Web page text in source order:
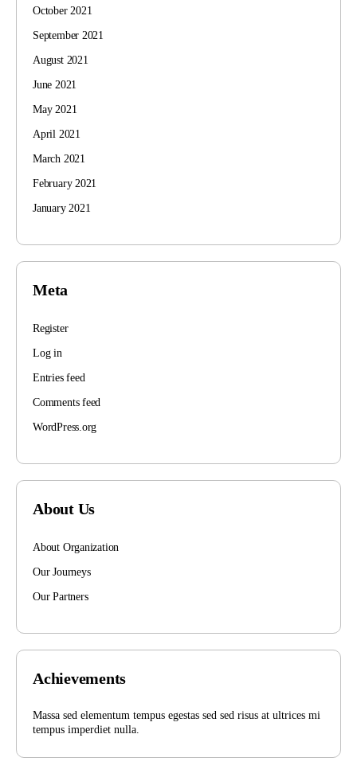
October 2021
September 2021
August 2021
June 2021
May 2021
April 2021
March 2021
February 2021
January 2021
Meta
Register
Log in
Entries feed
Comments feed
WordPress.org
About Us
About Organization
Our Journeys
Our Partners
Achievements
Massa sed elementum tempus egestas sed sed risus at ultrices mi
tempus imperdiet nulla.